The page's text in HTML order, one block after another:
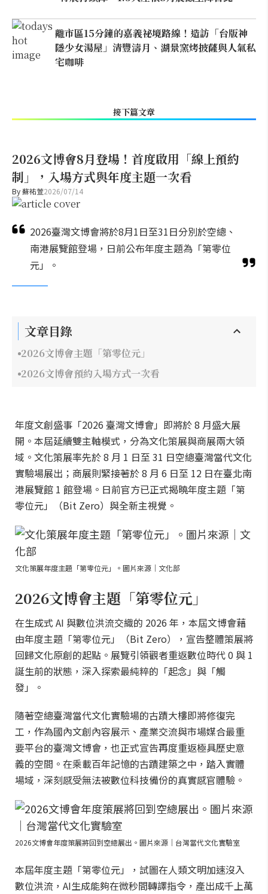
離市區15分鐘的嘉義祕境路線！造訪「台版神
隱少女湯屋」清豐濤月、湖景窯烤披薩與人氣私
宅咖啡
接下篇文章
2026文博會8月登場！首度啟用「線上預約
制」，入場方式與年度主題一次看
By蘇祐萱2026/07/14
2026臺灣文博會將於8月1日至31日分別於空總、
南港展覽館登場，日前公布年度主題為「第零位
元」。
文章目錄
2026文博會主題「第零位元」
2026文博會預約入場方式一次看
年度文創盛事「2026 臺灣文博會」即將於 8 月盛大展
開。本屆延續雙主軸模式，分為文化策展與商展兩大領
域。文化策展率先於 8 月 1 日至 31 日空總臺灣當代文化
實驗場展出；商展則緊接著於 8 月 6 日至 12 日在臺北南
港展覽館 1 館登場。日前官方已正式揭曉年度主題「第
零位元」（Bit Zero）與全新主視覺。
文化策展年度主題「第零位元」。圖片來源｜文化部
2026文博會主題「第零位元」
在生成式 AI 與數位洪流交織的 2026 年，本屆文博會藉
由年度主題「第零位元」（Bit Zero），宣告整體策展將
回歸文化原創的起點。展覽引領觀者重返數位時代 0 與 1
誕生前的狀態，深入探索最純粹的「起念」與「觸
發」。
隨著空總臺灣當代文化實驗場的古蹟大樓即將修復完
工，作為國內文創內容展示、產業交流與市場媒合最重
要平台的臺灣文博會，也正式宣告再度重返極具歷史意
義的空間。在乘載百年記憶的古蹟建築之中，踏入實體
場域，深刻感受無法被數位科技備份的真實感官體驗。
2026文博會年度策展將回到空總展出。圖片來源｜台灣當代文化實驗室
本屆年度主題「第零位元」，試圖在人類文明加速沒入
數位洪流，AI生成能夠在微秒間轉譯指令，產出成千上萬